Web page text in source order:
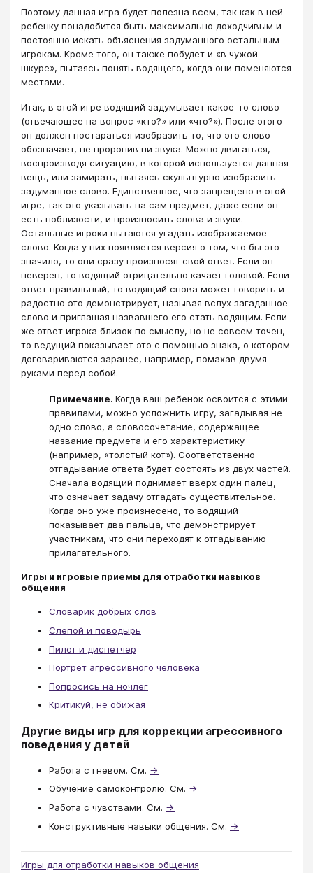
Поэтому данная игра будет полезна всем, так как в ней
ребенку понадобится быть максимально доходчивым и
постоянно искать объяснения задуманного остальным
игрокам. Кроме того, он также побудет и «в чужой
шкуре», пытаясь понять водящего, когда они поменяются
местами.
Итак, в этой игре водящий задумывает какое-то слово
(отвечающее на вопрос «кто?» или «что?»). После этого
он должен постараться изобразить то, что это слово
обозначает, не проронив ни звука. Можно двигаться,
воспроизводя ситуацию, в которой используется данная
вещь, или замирать, пытаясь скульптурно изобразить
задуманное слово. Единственное, что запрещено в этой
игре, так это указывать на сам предмет, даже если он
есть поблизости, и произносить слова и звуки.
Остальные игроки пытаются угадать изображаемое
слово. Когда у них появляется версия о том, что бы это
значило, то они сразу произносят свой ответ. Если он
неверен, то водящий отрицательно качает головой. Если
ответ правильный, то водящий снова может говорить и
радостно это демонстрирует, называя вслух загаданное
слово и приглашая назвавшего его стать водящим. Если
же ответ игрока близок по смыслу, но не совсем точен,
то ведущий показывает это с помощью знака, о котором
договариваются заранее, например, помахав двумя
руками перед собой.
Примечание. Когда ваш ребенок освоится с этими
правилами, можно усложнить игру, загадывая не
одно слово, а словосочетание, содержащее
название предмета и его характеристику
(например, «толстый кот»). Соответственно
отгадывание ответа будет состоять из двух частей.
Сначала водящий поднимает вверх один палец,
что означает задачу отгадать существительное.
Когда оно уже произнесено, то водящий
показывает два пальца, что демонстрирует
участникам, что они переходят к отгадыванию
прилагательного.
Игры и игровые приемы для отработки навыков
общения
Словарик добрых слов
Слепой и поводырь
Пилот и диспетчер
Портрет агрессивного человека
Попросись на ночлег
Критикуй, не обижая
Другие виды игр для коррекции агрессивного
поведения у детей
Работа с гневом. См. →
Обучение самоконтролю. См. →
Работа с чувствами. См. →
Конструктивные навыки общения. См. →
Игры для отработки навыков общения